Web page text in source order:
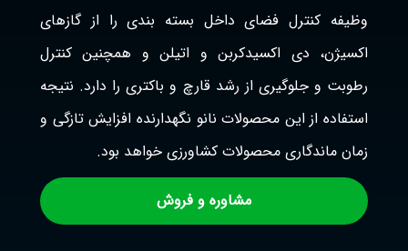
وظیفه کنترل فضای داخل بسته بندی را از گازهای
اکسیژن، دی اکسیدکربن و اتیلن و همچنین کنترل
رطوبت و جلوگیری از رشد قارچ و باکتری را دارد. نتیجه
استفاده از این محصولات نانو نگهدارنده افزایش تازگی و
زمان ماندگاری محصولات کشاورزی خواهد بود.
مشاوره و فروش